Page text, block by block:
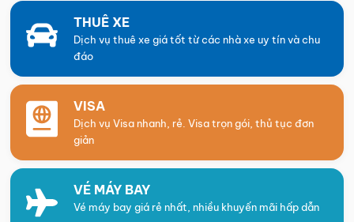
THUÊ XE
Dịch vụ thuê xe giá tốt từ các nhà xe uy tín và chu
đáo
VISA
Dịch vụ Visa nhanh, rẻ. Visa trọn gói, thủ tục đơn
giản
VÉ MÁY BAY
Vé máy bay giá rẻ nhất, nhiều khuyến mãi hấp dẫn